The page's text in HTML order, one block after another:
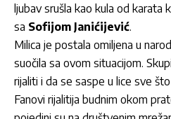
ljubav srušla kao kula od karata
sa Sofijom Janićijević.
Milica je postala omiljena u
suočila sa ovom situacijom.
rijaliti i da se saspe u lice sve
Fanovi rijalitija budnim okom